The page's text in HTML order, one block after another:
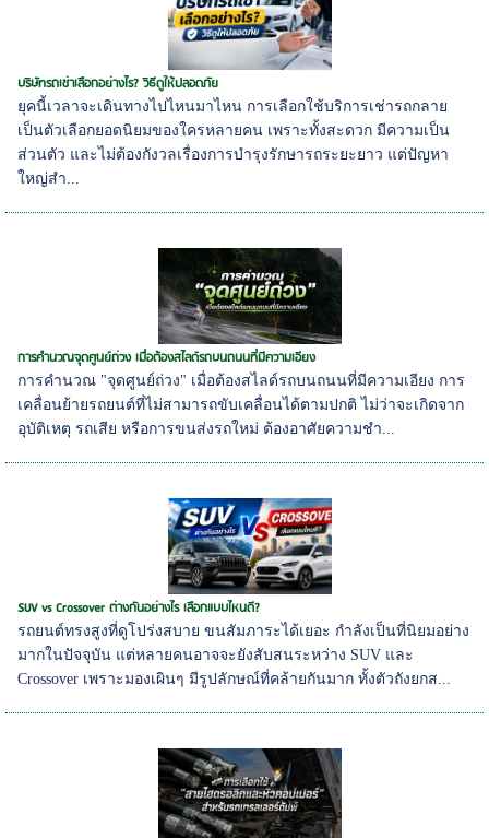
บริษัทรถเช่าเลือกอย่างไร? วิธีดูให้ปลอดภัย
ยุคนี้เวลาจะเดินทางไปไหนมาไหน การเลือกใช้บริการเช่ารถกลาย
เป็นตัวเลือกยอดนิยมของใครหลายคน เพราะทั้งสะดวก มีความเป็น
ส่วนตัว และไม่ต้องกังวลเรื่องการบำรุงรักษารถระยะยาว แต่ปัญหา
ใหญ่สำ...
การคำนวณจุดศูนย์ถ่วง เมื่อต้องสไลด์รถบนถนนที่มีความเอียง
การคำนวณ "จุดศูนย์ถ่วง" เมื่อต้องสไลด์รถบนถนนที่มีความเอียง การ
เคลื่อนย้ายรถยนต์ที่ไม่สามารถขับเคลื่อนได้ตามปกติ ไม่ว่าจะเกิดจาก
อุบัติเหตุ รถเสีย หรือการขนส่งรถใหม่ ต้องอาศัยความชำ...
SUV vs Crossover ต่างกันอย่างไร เลือกแบบไหนดี?
รถยนต์ทรงสูงที่ดูโปร่งสบาย ขนสัมภาระได้เยอะ กำลังเป็นที่นิยมอย่าง
มากในปัจจุบัน แต่หลายคนอาจจะยังสับสนระหว่าง SUV และ
Crossover เพราะมองเผินๆ มีรูปลักษณ์ที่คล้ายกันมาก ทั้งตัวถังยกส...